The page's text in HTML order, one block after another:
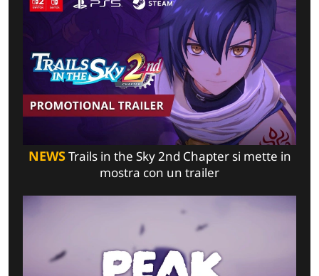
NEWSTrails in the Sky 2nd Chapter si mette in
mostra con un trailer